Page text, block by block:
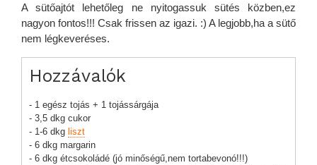
A sütőajtót lehetőleg ne nyitogassuk sütés közben,ez
nagyon fontos!!! Csak frissen az igazi. :) A legjobb,ha a sütő
nem légkeveréses.
Hozzávalók
- 1 egész tojás + 1 tojássárgája
- 3,5 dkg cukor
- 1-6 dkg liszt
- 6 dkg margarin
- 6 dkg étcsokoládé (jó minőségű,nem tortabevonó!!!)